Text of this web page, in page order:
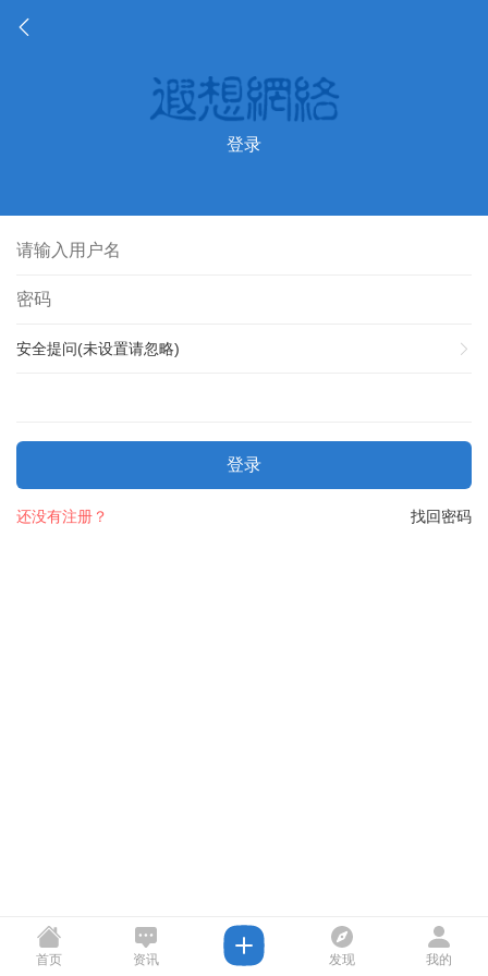
登录
安全提问(未设置请忽略)
登录
找回密码
还没有注册？
首页 资讯 发现 我的